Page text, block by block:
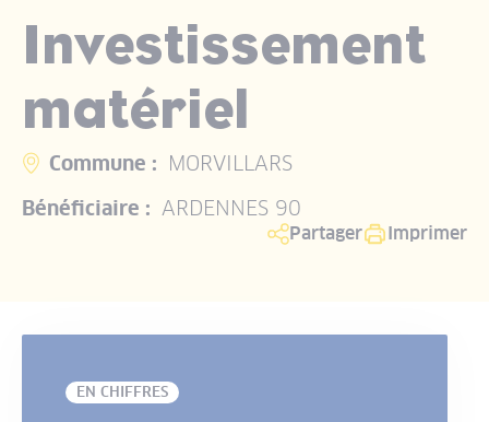
Investissement
matériel
Commune : MORVILLARS
Bénéficiaire : ARDENNES 90
Partager Imprimer
EN CHIFFRES